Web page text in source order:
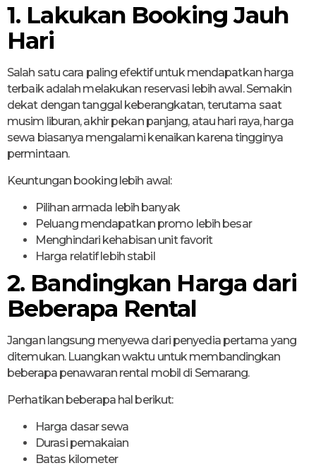
1. Lakukan Booking Jauh
Hari
Salah satu cara paling efektif untuk mendapatkan harga
terbaik adalah melakukan reservasi lebih awal. Semakin
dekat dengan tanggal keberangkatan, terutama saat
musim liburan, akhir pekan panjang, atau hari raya, harga
sewa biasanya mengalami kenaikan karena tingginya
permintaan.
Keuntungan booking lebih awal:
Pilihan armada lebih banyak
Peluang mendapatkan promo lebih besar
Menghindari kehabisan unit favorit
Harga relatif lebih stabil
2. Bandingkan Harga dari
Beberapa Rental
Jangan langsung menyewa dari penyedia pertama yang
ditemukan. Luangkan waktu untuk membandingkan
beberapa penawaran rental mobil di Semarang.
Perhatikan beberapa hal berikut:
Harga dasar sewa
Durasi pemakaian
Batas kilometer